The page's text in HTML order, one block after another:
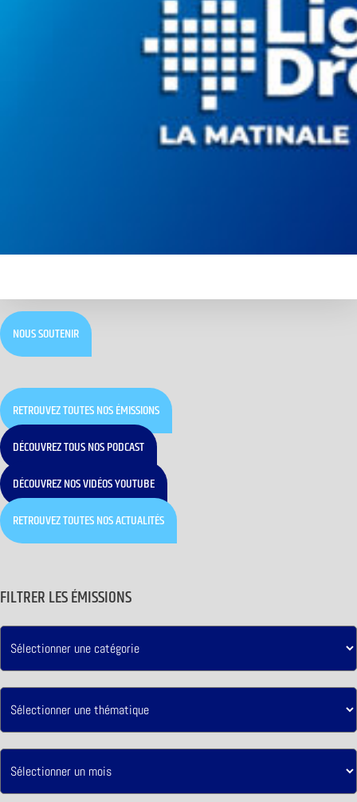
NOUS SOUTENIR
RETROUVEZ TOUTES NOS ÉMISSIONS
DÉCOUVREZ TOUS NOS PODCAST
DÉCOUVREZ NOS VIDÉOS YOUTUBE
RETROUVEZ TOUTES NOS ACTUALITÉS
FILTRER LES ÉMISSIONS